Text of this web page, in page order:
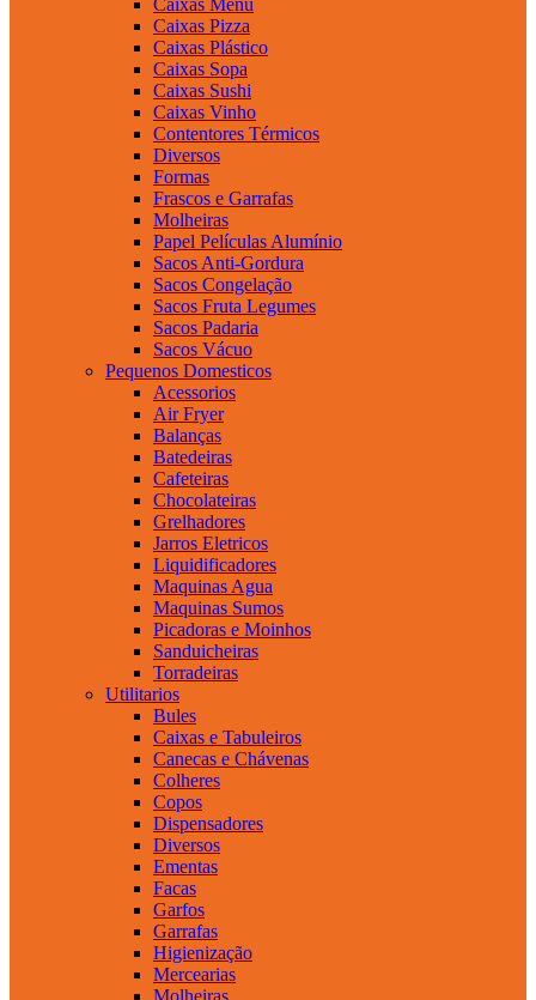
Caixas Pizza
Caixas Plástico
Caixas Sopa
Caixas Sushi
Caixas Vinho
Contentores Térmicos
Diversos
Formas
Frascos e Garrafas
Molheiras
Papel Películas Alumínio
Sacos Anti-Gordura
Sacos Congelação
Sacos Fruta Legumes
Sacos Padaria
Sacos Vácuo
Pequenos Domesticos
Acessorios
Air Fryer
Balanças
Batedeiras
Cafeteiras
Chocolateiras
Grelhadores
Jarros Eletricos
Liquidificadores
Maquinas Agua
Maquinas Sumos
Picadoras e Moinhos
Sanduicheiras
Torradeiras
Utilitarios
Bules
Caixas e Tabuleiros
Canecas e Chávenas
Colheres
Copos
Dispensadores
Diversos
Ementas
Facas
Garfos
Garrafas
Higienização
Mercearias
Molheiras